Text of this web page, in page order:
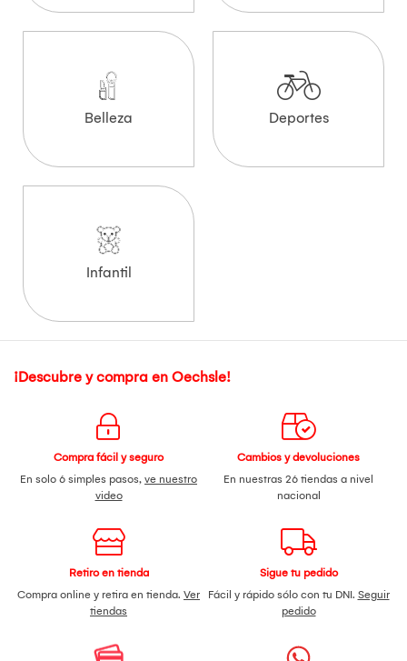
Belleza Deportes
Infantil
¡Descubre y compra en Oechsle!
Compra fácil y seguro
En solo 6 simples pasos, ve nuestro
video
Cambios y devoluciones
En nuestras 26 tiendas a nivel
nacional
Retiro en tienda
Compra online y retira en tienda. Ver
tiendas
Sigue tu pedido
Fácil y rápido sólo con tu DNI. Seguir
pedido